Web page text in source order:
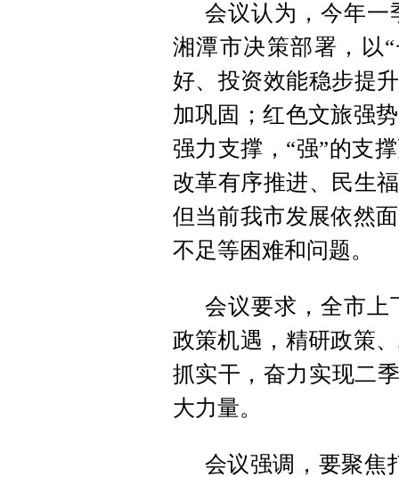
会议认为，今年一
湘潭市决策部署，以
好、投资效能稳步提
加巩固；红色文旅强
强力支撑，“强”的支
改革有序推进、民生
但当前我市发展依然
不足等困难和问题。
会议要求，全市上
政策机遇，精研政策
抓实干，奋力实现二
大力量。
会议强调，要聚焦